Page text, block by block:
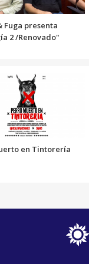
Fuga presenta
2 /Renovado"
en Tintorería